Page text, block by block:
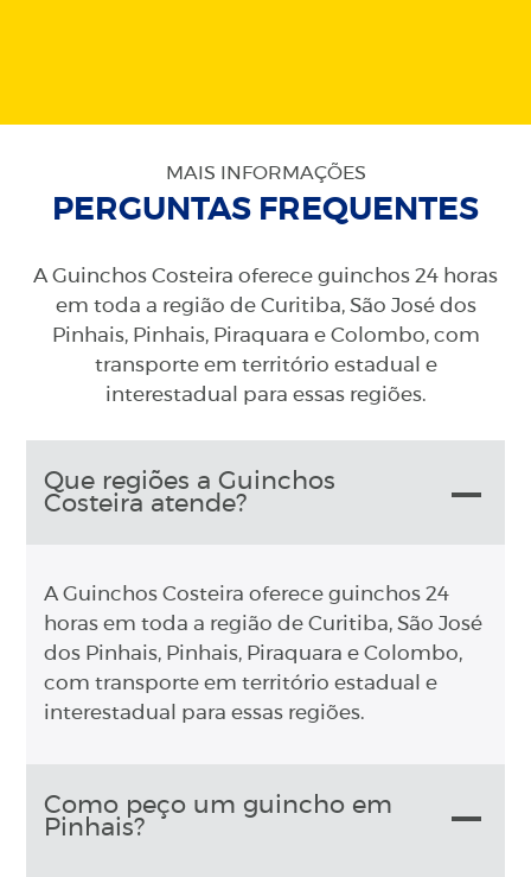
MAIS INFORMAÇÕES
PERGUNTAS FREQUENTES
A Guinchos Costeira oferece guinchos 24 horas
em toda a região de Curitiba, São José dos
Pinhais, Pinhais, Piraquara e Colombo, com
transporte em território estadual e
interestadual para essas regiões.
Que regiões a Guinchos
Costeira atende?
A Guinchos Costeira oferece guinchos 24
horas em toda a região de Curitiba, São José
dos Pinhais, Pinhais, Piraquara e Colombo,
com transporte em território estadual e
interestadual para essas regiões.
Como peço um guincho em
Pinhais?